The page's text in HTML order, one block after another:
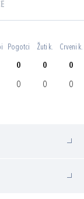
Pogotci Žuti k. Crveni k.
0 0 0
0 0 0